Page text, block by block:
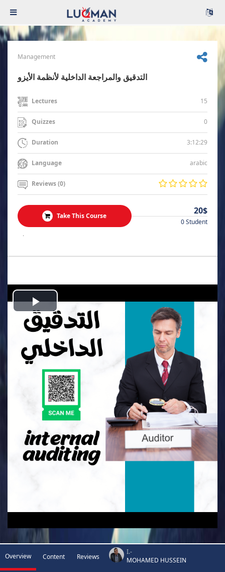
Management
التدقيق والمراجعة الداخلية لأنظمة الأيزو
Lectures 15
Quizzes 0
Duration 3:12:29
Language arabic
Reviews (0)
Take This Course 20$
0 Student
.
Play
Video
Overview Content Reviews
I.-
MOHAMED HUSSEIN